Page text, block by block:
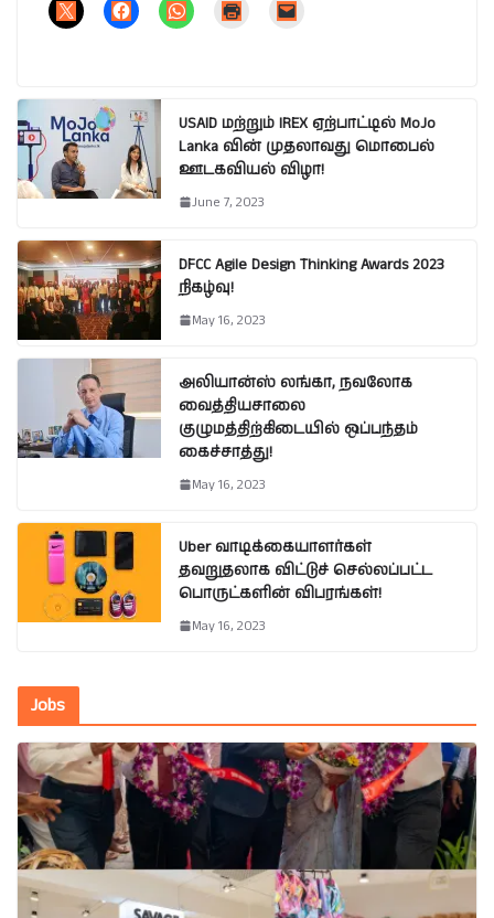
USAID மற்றும் IREX ஏற்பாட்டில் MoJo
Lanka வின் முதலாவது மொபைல்
ஊடகவியல் விழா!
June 7, 2023
DFCC Agile Design Thinking Awards 2023
நிகழ்வு!
May 16, 2023
அலியான்ஸ் லங்கா, நவலோக
வைத்தியசாலை
குழுமத்திற்கிடையில் ஒப்பந்தம்
கைச்சாத்து!
May 16, 2023
Uber வாடிக்கையாளர்கள்
தவறுதலாக விட்டுச் செல்லப்பட்ட
பொருட்களின் விபரங்கள்!
May 16, 2023
Jobs